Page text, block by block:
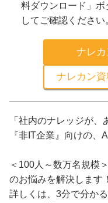
料ダウンロード」
してご確認ください
ナレ
ナレカン
「社内のナレッジが、
『非IT企業』向けの、
＜100人～数万名規模
のお悩みを解決します！
詳しくは、3分で分か